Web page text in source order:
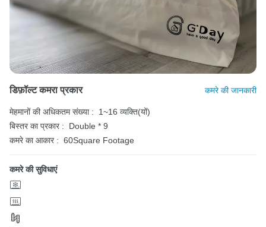
डिफ़ॉल्ट कमरा प्रकार कमरे की जानकारी
मेहमानों की अधिकतम संख्या :
1~16 व्यक्ति(यों)
बिस्तर का प्रकार :
Double * 9
कमरे का आकार : 60Square Footage
कमरे की सुविधाएं